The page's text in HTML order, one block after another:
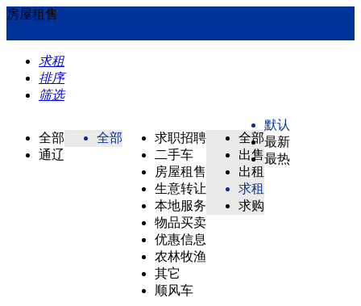
房屋租售
求租
排序
筛选
全部
通辽
全部
求职招聘
二手车
房屋租售
生意转让
本地服务
物品买卖
优惠信息
农林牧渔
其它
顺风车
全部
出售
出租
求租
求购
默认
最新
最热